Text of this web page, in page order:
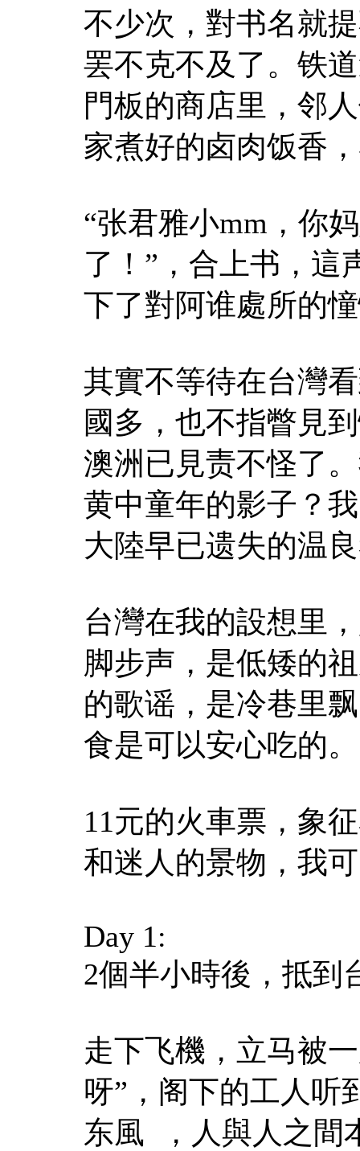
不少次，對书名就
罢不克不及了。铁
門板的商店里，邻
家煮好的卤肉饭香
“张君雅小mm，你
了！”，合上书，這
下了對阿谁處所的
其實不等待在台灣
國多，也不指瞥見
澳洲已見责不怪了
黄中童年的影子？
大陸早已遗失的温
台灣在我的設想里
脚步声，是低矮的
的歌谣，是冷巷里
食是可以安心吃的。
11元的火車票，象
和迷人的景物，我
Day 1:
2個半小時後，抵到
走下飞機，立马被
呀”，阁下的工人听
东風 ，人與人之間